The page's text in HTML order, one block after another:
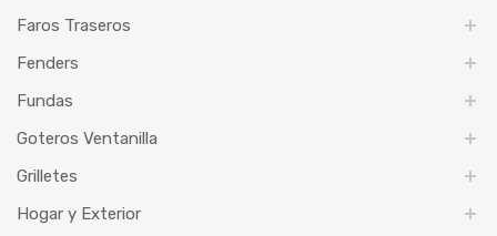
Faros Traseros
Fenders
Fundas
Goteros Ventanilla
Grilletes
Hogar y Exterior